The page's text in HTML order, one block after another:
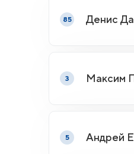
85 Денис
3 Максим
5 Андрей